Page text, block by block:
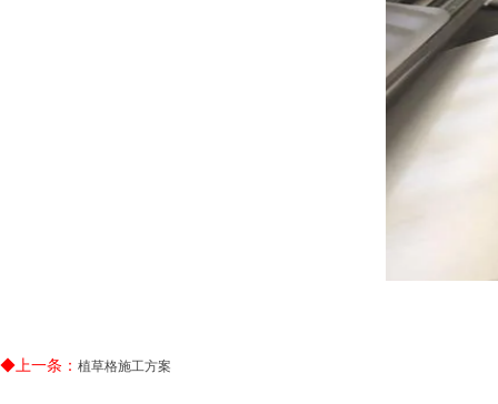
◆上一条： 植草格施工方案